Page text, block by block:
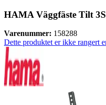
HAMA Väggfäste Tilt
Varenummer: 158288
Dette produktet er ikke rangert